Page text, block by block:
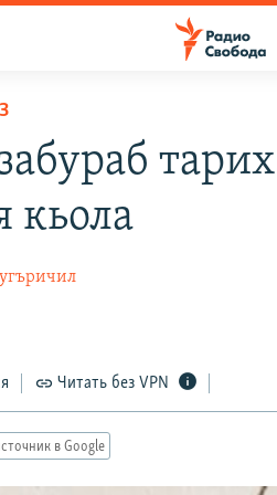
кьола
Читать без VPN
в Google